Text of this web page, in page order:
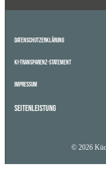
Datenschutzerklärung
KI-Transparenz-Statement
Impressum
Seitenleistung
© 2026